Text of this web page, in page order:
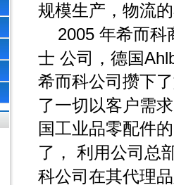
规模生产，物流
2005 年希而科
士 公司，德国
希而科公司攒下
了一切以客户需
国工业品零配件
了，
利用公司总
科公司在其代理